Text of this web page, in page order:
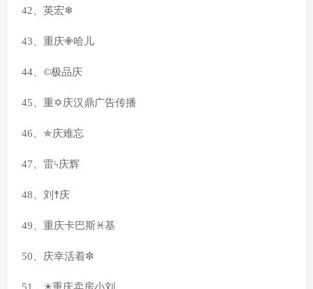
42、英宏❄
43、重庆✙哈儿
44、©极品庆
45、重✡庆汉鼎广告传播
46、✯庆难忘
47、雷ϟ庆辉
48、刘☨庆
49、重庆卡巴斯♓基
50、庆幸活着✼
51、☀重庆卖房小刘